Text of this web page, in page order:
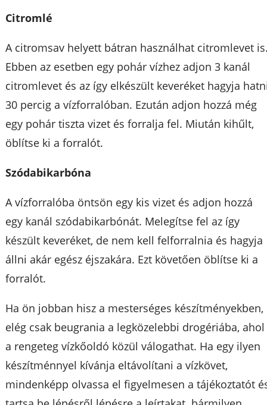
Citromlé
A citromsav helyett bátran használhat citromlevet
Ebben az esetben egy pohár vízhez adjon 3 kanál
citromlevet és az így elkészült keveréket hagyja
30 percig a vízforralóban. Ezután adjon hozzá még
egy pohár tiszta vizet és forralja fel. Miután kihűlt,
öblítse ki a forralót.
Szódabikarbóna
A vízforralóba öntsön egy kis vizet és adjon hozzá
egy kanál szódabikarbónát. Melegítse fel az így
készült keveréket, de nem kell felforralnia és hagyja
állni akár egész éjszakára. Ezt követően öblítse ki a
forralót.
Ha ön jobban hisz a mesterséges készítményekben,
elég csak beugrania a legközelebbi drogériába, ahol
a rengeteg vízkőoldó közül válogathat. Ha egy ilyen
készítménnyel kívánja eltávolítani a vízkövet,
mindenképp olvassa el figyelmesen a tájékoztatót